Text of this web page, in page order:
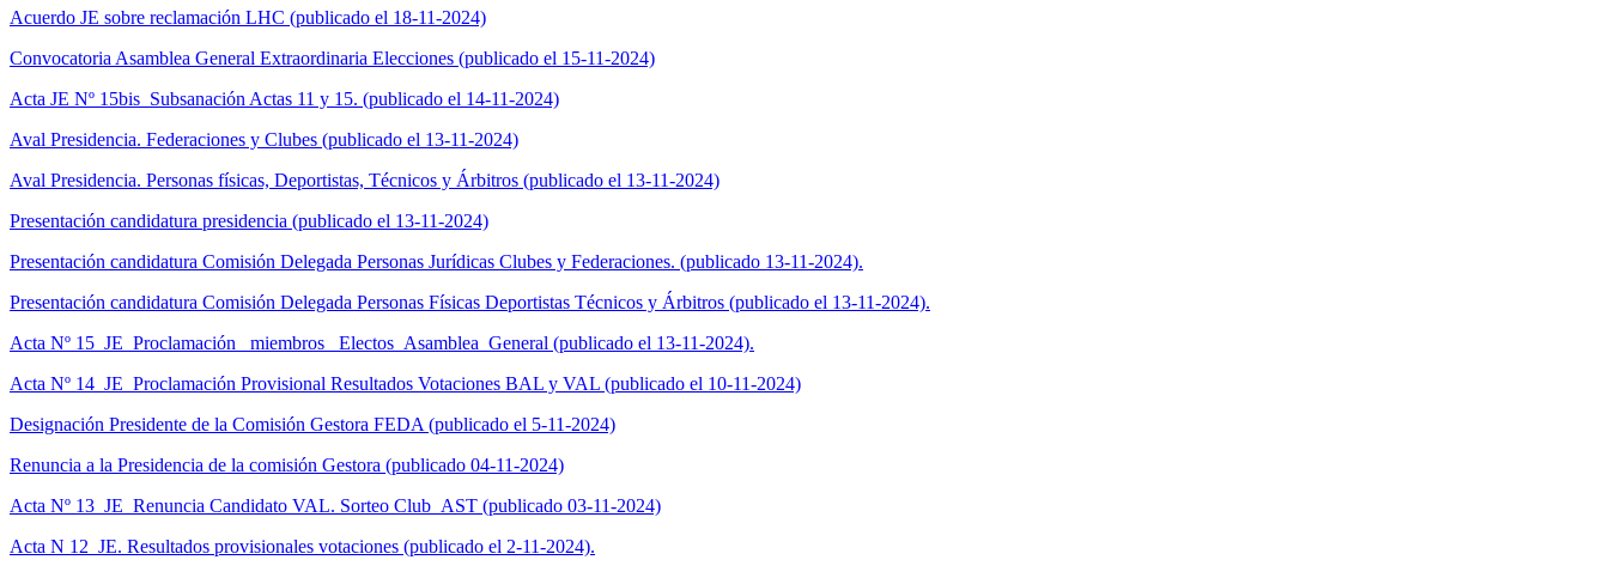
Acuerdo JE sobre reclamación LHC (publicado el 18-11-2024)
Convocatoria Asamblea General Extraordinaria Elecciones (publicado el 15-11-2024)
Acta JE Nº 15bis_Subsanación Actas 11 y 15. (publicado el 14-11-2024)
Aval Presidencia. Federaciones y Clubes (publicado el 13-11-2024)
Aval Presidencia. Personas físicas, Deportistas, Técnicos y Árbitros (publicado el 13-11-2024)
Presentación candidatura presidencia (publicado el 13-11-2024)
Presentación candidatura Comisión Delegada Personas Jurídicas Clubes y Federaciones. (publicado 13-11-2024).
Presentación candidatura Comisión Delegada Personas Físicas Deportistas Técnicos y Árbitros (publicado el 13-11-2024).
Acta Nº 15_JE_Proclamación _miembros _Electos_Asamblea_General (publicado el 13-11-2024).
Acta Nº 14_JE_Proclamación Provisional Resultados Votaciones BAL y VAL (publicado el 10-11-2024)
Designación Presidente de la Comisión Gestora FEDA (publicado el 5-11-2024)
Renuncia a la Presidencia de la comisión Gestora (publicado 04-11-2024)
Acta Nº 13_JE_Renuncia Candidato VAL. Sorteo Club_AST (publicado 03-11-2024)
Acta N 12_JE. Resultados provisionales votaciones (publicado el 2-11-2024).